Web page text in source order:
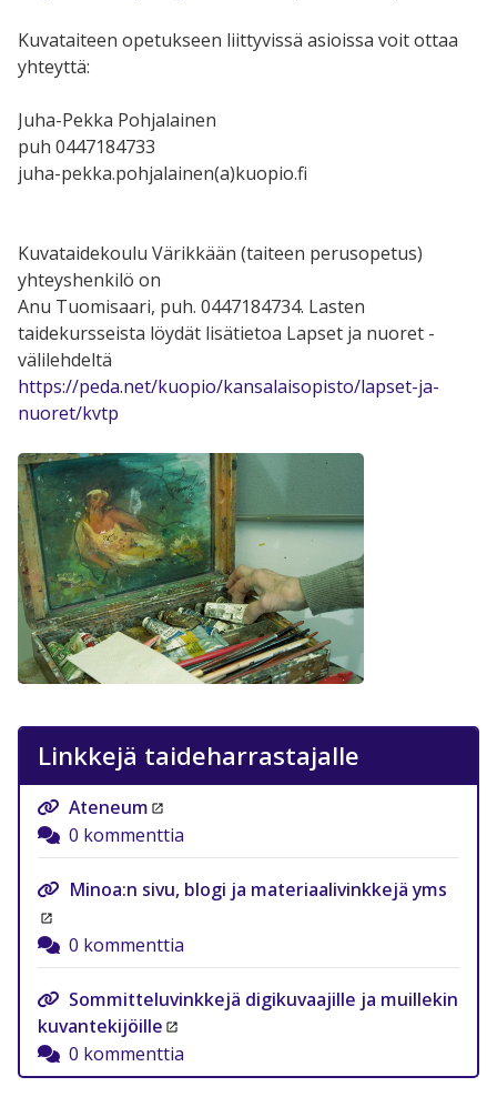
Kuvataiteen opetukseen liittyvissä asioissa voit ottaa
yhteyttä:
Juha-Pekka Pohjalainen
puh 0447184733
juha-pekka.pohjalainen(a)kuopio.fi
Kuvataidekoulu Värikkään (taiteen perusopetus)
yhteyshenkilö on
Anu Tuomisaari, puh. 0447184734. Lasten
taidekursseista löydät lisätietoa Lapset ja nuoret -
välilehdeltä
https://peda.net/kuopio/kansalaisopisto/lapset-ja-
nuoret/kvtp
Linkkejä taideharrastajalle
Ateneum
0 kommenttia
Minoa:n sivu, blogi ja materiaalivinkkejä yms
0 kommenttia
Sommitteluvinkkejä digikuvaajille ja muillekin
kuvantekijöille
0 kommenttia